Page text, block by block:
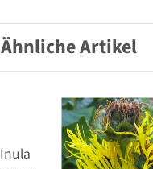
Saatgut
Ähnliche Artikel